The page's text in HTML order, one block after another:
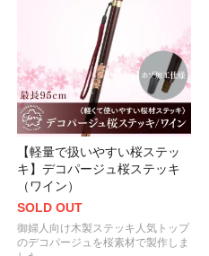
【軽量で扱いやすい桜ステッ
キ】デコパージュ桜ステッキ
（ワイン）
SOLD OUT
御婦人向け木製ステッキ人気トップ
のデコパージュを桜素材で製作しま